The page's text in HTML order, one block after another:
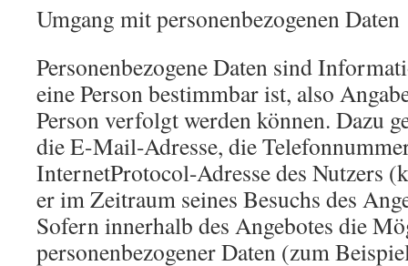
Umgang mit personenbezogenen Daten
Personenbezogene Daten sind
eine Person bestimmbar ist, also
Person verfolgt werden können. Dazu
die E-Mail-Adresse, die
InternetProtocol-Adresse des Nutzers
er im Zeitraum seines Besuchs des
Sofern innerhalb des Angebotes die
personenbezogener Daten (zum